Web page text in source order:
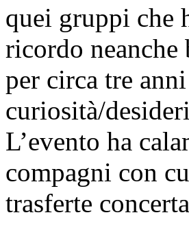
quei gruppi che
ricordo neanche
per circa tre
curiosità/
L’evento ha
compagni con
trasferte